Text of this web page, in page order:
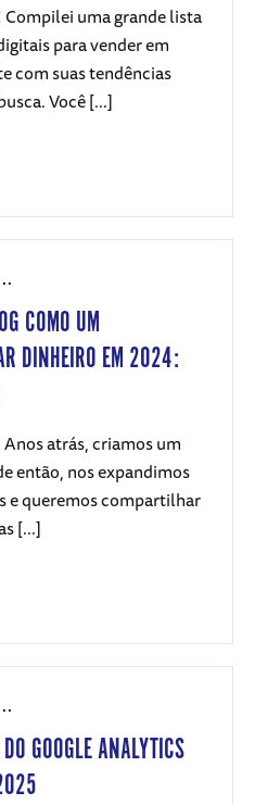
uma grande lista
para vender em
com suas tendências
Você [...]
COMO UM
DINHEIRO EM 2024:
atrás, criamos um
então, nos expandimos
e queremos compartilhar
[...]
GOOGLE ANALYTICS